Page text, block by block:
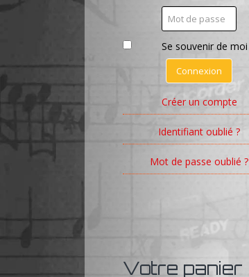
Se souvenir de moi
Connexion
Créer un compte
Identifiant oublié ?
Mot de passe oublié ?
Votre panier